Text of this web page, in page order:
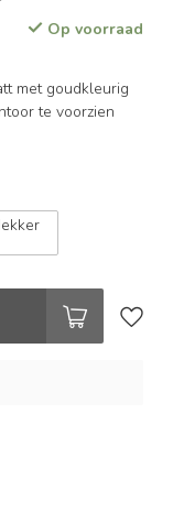
Op voorraad
met goudkleurig
te voorzien